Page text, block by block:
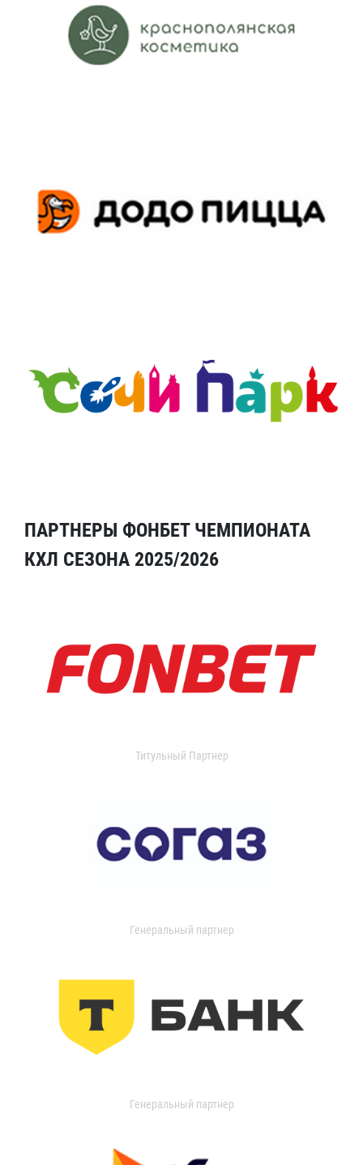
ПАРТНЕРЫ ФОНБЕТ ЧЕМПИОНАТА
КХЛ СЕЗОНА 2025/2026
Титульный Партнер
Генеральный партнер
Генеральный партнер